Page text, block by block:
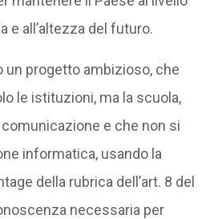
e all’altezza del futuro.
un progetto ambizioso, che
le istituzioni, ma la scuola,
comunicazione e che non si
informatica, usando la
della rubrica dell’art. 8 del
necessaria per